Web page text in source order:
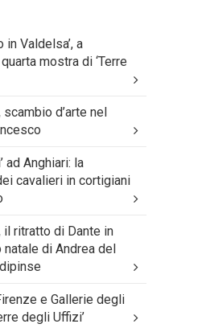
in Valdelsa’, a
mostra di ‘Terre
d’arte nel
ad Anghiari: la
cavalieri in cortigiani
il ritratto di Dante in
di Andrea del
e Gallerie degli
degli Uffizi’